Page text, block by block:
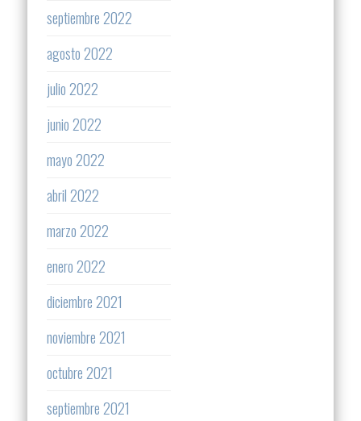
septiembre 2022
agosto 2022
julio 2022
junio 2022
mayo 2022
abril 2022
marzo 2022
enero 2022
diciembre 2021
noviembre 2021
octubre 2021
septiembre 2021